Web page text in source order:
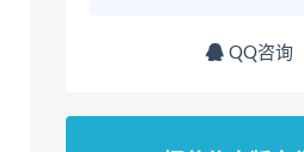
QQ咨询